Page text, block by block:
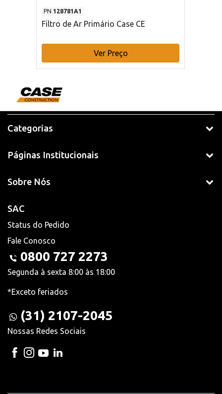
PN 128781A1
Filtro de Ar Primário Case CE
Ver Preço
Categorias
Páginas Institucionais
Sobre Nós
SAC
Status do Pedido
Fale Conosco
0800 727 2273
Segunda à sexta 8:00 às 18:00
*Exceto feriados
(31) 2107-2045
Nossas Redes Sociais